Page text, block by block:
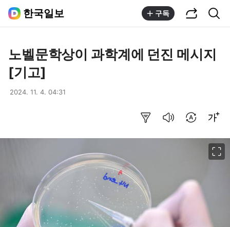
한국일보 구독
노벨문학상이 과학계에 던진 메시지
[기고]
2024. 11. 4. 04:31